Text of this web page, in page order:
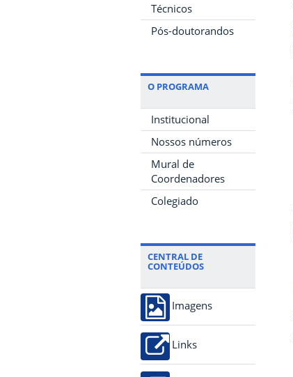
Técnicos
Pós-doutorandos
O PROGRAMA
Institucional
Nossos números
Mural de
Coordenadores
Colegiado
CENTRAL DE
CONTEÚDOS
Imagens
Links